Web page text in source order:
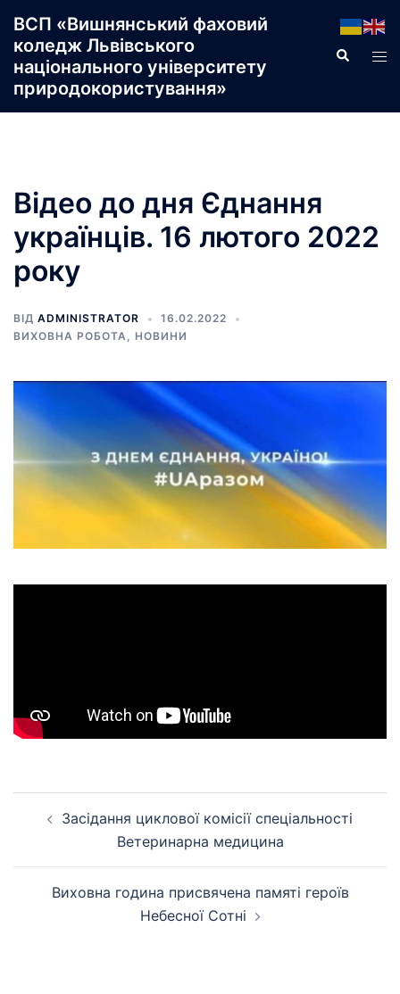
до
вмісту
ВСП «Вишнянський фаховий
коледж Львівського
національного університету
природокористування»
Пошук
Відео до дня Єднання
українців. 16 лютого 2022
року
ВІД ADMINISTRATOR
16.02.2022
ВИХОВНА РОБОТА, НОВИНИ
Засідання циклової комісії спеціальності
Ветеринарна медицина
Виховна година присвячена памяті героїв
Небесної Сотні